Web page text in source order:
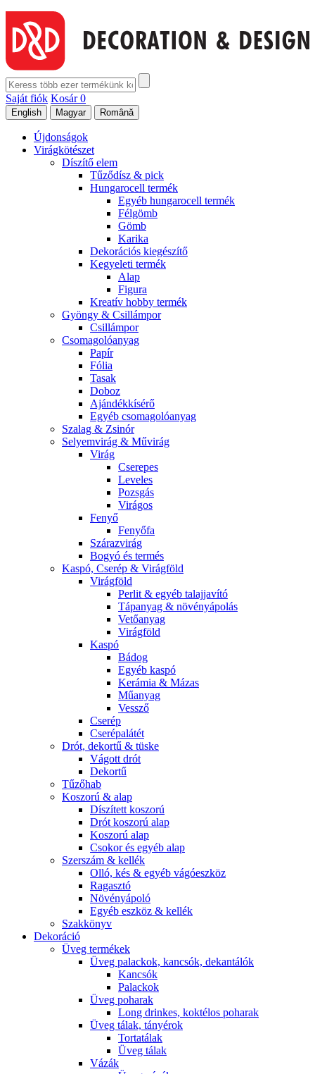
Saját fiók Kosár 0
Újdonságok
Virágkötészet
Díszítő elem
Tűződísz & pick
Hungarocell termék
Egyéb hungarocell termék
Félgömb
Gömb
Karika
Dekorációs kiegészítő
Kegyeleti termék
Alap
Figura
Kreatív hobby termék
Gyöngy & Csillámpor
Csillámpor
Csomagolóanyag
Papír
Fólia
Tasak
Doboz
Ajándékkísérő
Egyéb csomagolóanyag
Szalag & Zsinór
Selyemvirág & Művirág
Virág
Cserepes
Leveles
Pozsgás
Virágos
Fenyő
Fenyőfa
Szárazvirág
Bogyó és termés
Kaspó, Cserép & Virágföld
Virágföld
Perlit & egyéb talajjavító
Tápanyag & növényápolás
Vetőanyag
Virágföld
Kaspó
Bádog
Egyéb kaspó
Kerámia & Mázas
Műanyag
Vessző
Cserép
Cserépalátét
Drót, dekortű & tüske
Vágott drót
Dekortű
Tűzőhab
Koszorú & alap
Díszített koszorú
Drót koszorú alap
Koszorú alap
Csokor és egyéb alap
Szerszám & kellék
Olló, kés & egyéb vágóeszköz
Ragasztó
Növényápoló
Egyéb eszköz & kellék
Szakkönyv
Dekoráció
Üveg termékek
Üveg palackok, kancsók, dekantálók
Kancsók
Palackok
Üveg poharak
Long drinkes, koktélos poharak
Üveg tálak, tányérok
Tortatálak
Üveg tálak
Vázák